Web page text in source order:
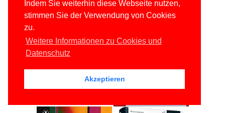
Indem Sie weiterhin diese Webseite nutzen,
stimmen Sie der Verwendung von Cookies
zu.
Weitere Informationen zu Cookies und
Datenschutz
Akzeptieren